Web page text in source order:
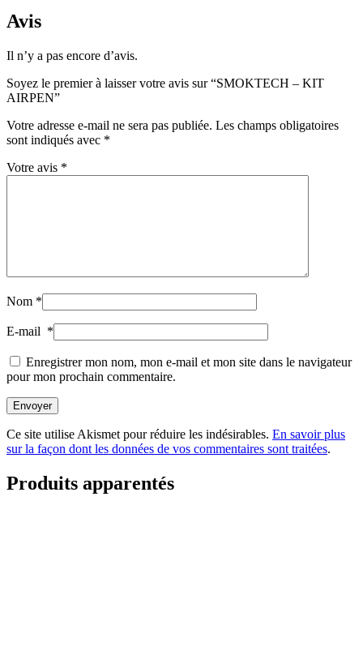
Avis
Il n’y a pas encore d’avis.
Soyez le premier à laisser votre avis sur “SMOKTECH – KIT
AIRPEN”
Votre adresse e-mail ne sera pas publiée. Les champs obligatoires
sont indiqués avec *
Votre avis *
Nom *
E-mail *
Enregistrer mon nom, mon e-mail et mon site dans le navigateur
pour mon prochain commentaire.
Envoyer
Ce site utilise Akismet pour réduire les indésirables. En savoir plus
sur la façon dont les données de vos commentaires sont traitées.
Produits apparentés